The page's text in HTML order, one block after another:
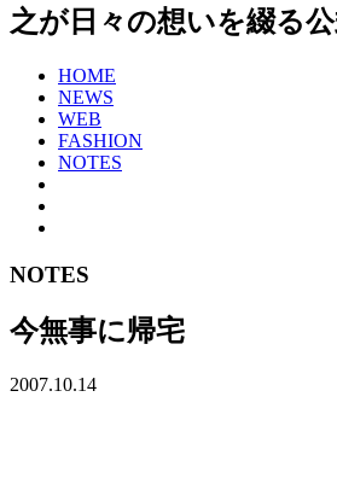
之が日々の想いを綴る
HOME
NEWS
WEB
FASHION
NOTES
NOTES
今無事に帰宅
2007.10.14